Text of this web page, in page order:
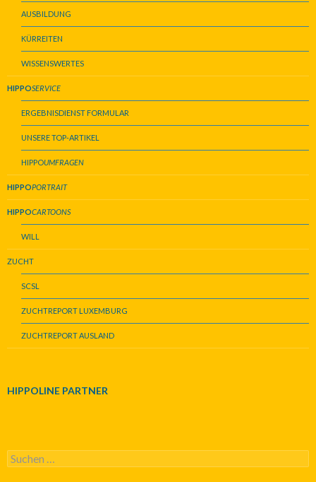
AUSBILDUNG
KÜRREITEN
WISSENSWERTES
HIPPOSERVICE
ERGEBNISDIENST FORMULAR
UNSERE TOP-ARTIKEL
HIPPOUMFRAGEN
HIPPOPORTRAIT
HIPPOCARTOONS
WILL
ZUCHT
SCSL
ZUCHTREPORT LUXEMBURG
ZUCHTREPORT AUSLAND
HIPPOLINE PARTNER
S
u